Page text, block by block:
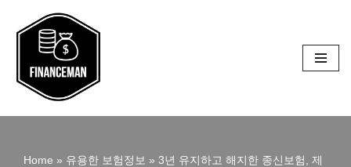
로
Home » 유용한 보험정보 » 3년 유지하고 해지한 종신보험, 제